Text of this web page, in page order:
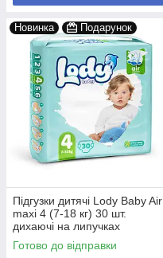
Новинка Подарунок
Підгузки дитячі Lody Baby Air
maxi 4 (7-18 кг) 30 шт.
дихаючі на липучках
Готово до відправки